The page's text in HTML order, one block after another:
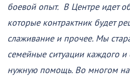
боевой опыт. В Центре идет
которые контрактник будет
слаживание и прочее. Мы
семейные ситуации каждого
нужную помощь. Во многом